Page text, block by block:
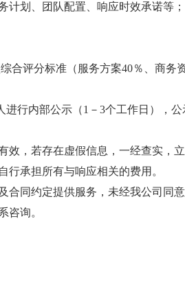
计划、团队配置、响应时效承诺等；
合评分标准（服务方案40％、商务
进行内部公示（1 － 3个工作日），公
效，若存在虚假信息，一经查实，
承担所有与响应相关的费用。
合同约定提供服务，未经我公司同
咨询。